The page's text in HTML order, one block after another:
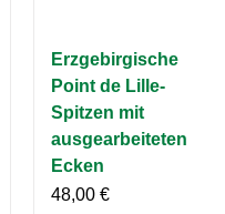
Erzgebirgische
Point de Lille-
Spitzen mit
ausgearbeiteten
Ecken
48,00 €